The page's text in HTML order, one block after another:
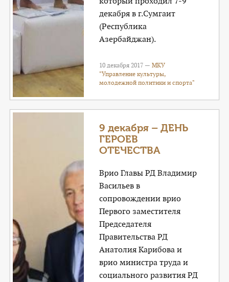
декабря в г.Сумгаит
(Республика
Азербайджан).
10 декабря 2017 —МКУ
"Управление культуры,
молодежной политики и спорта"
9 декабря – ДЕНЬ
ГЕРОЕВ
ОТЕЧЕСТВА
Врио Главы РД Владимир
Васильев в
сопровождении врио
Первого заместителя
Председателя
Правительства РД
Анатолия Карибова и
врио министра труда и
социального развития РД